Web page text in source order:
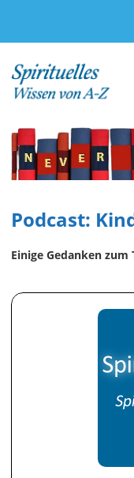
Podcast:
Einige Gedanken